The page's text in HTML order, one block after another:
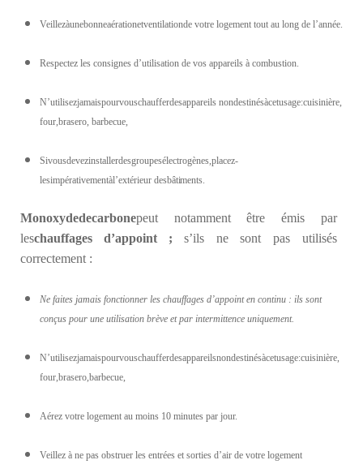
Veillezàunebonneaérationetventilationde votre logement tout au long de l’année.
Respectez les consignes d’utilisation de vos appareils à combustion.
N’utilisezjamaispourvouschaufferdesappareils nondestinésàcetusage:cuisinière,
four,brasero, barbecue,
Sivousdevezinstallerdesgroupesélectrogènes,placez-
lesimpérativementàl’extérieur desbâtiments.
Monoxydedecarbonepeut notamment être émis par
leschauffages d’appoint; s’ils ne sont pas utilisés
correctement :
Ne faites jamais fonctionner les chauffages d’appoint en continu : ils sont
conçus pour une utilisation brève et par intermittence uniquement.
N’utilisezjamaispourvouschaufferdesappareilsnondestinésàcetusage:cuisinière,
four,brasero,barbecue,
Aérez votre logement au moins 10 minutes par jour.
Veillez à ne pas obstruer les entrées et sorties d’air de votre logement